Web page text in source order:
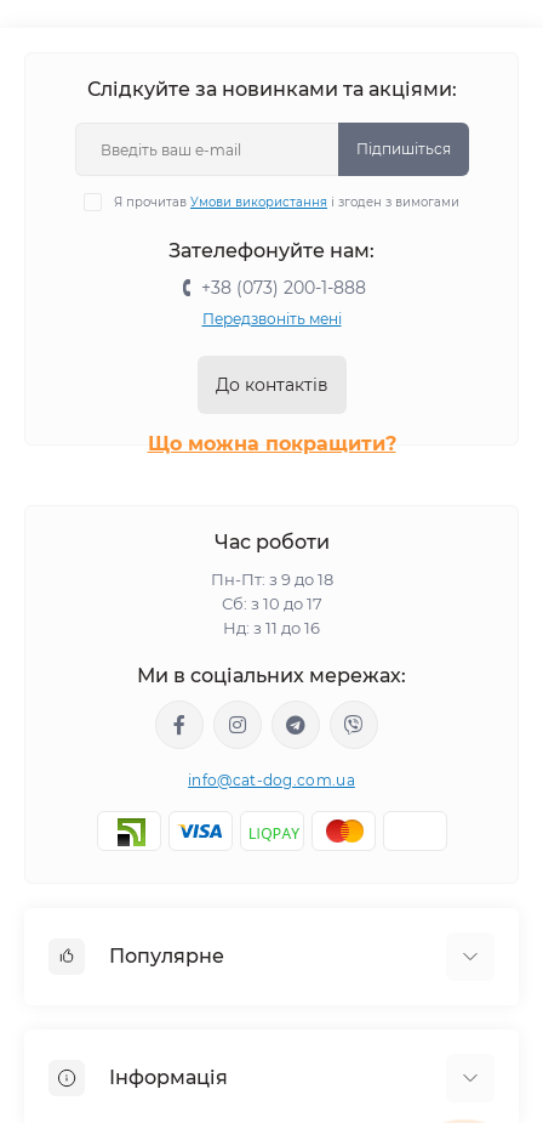
Слідкуйте за новинками та акціями:
Підпишіться
Я прочитав Умови використання і згоден з вимогами
Зателефонуйте нам:
+38 (073) 200-1-888
Передзвоніть мені
До контактів
Що можна покращити?
Час роботи
Пн-Пт: з 9 до 18
Сб: з 10 до 17
Нд: з 11 до 16
Ми в соціальних мережах:
info@cat-dog.com.ua
Популярне
Вологий корм для котів
Інформація